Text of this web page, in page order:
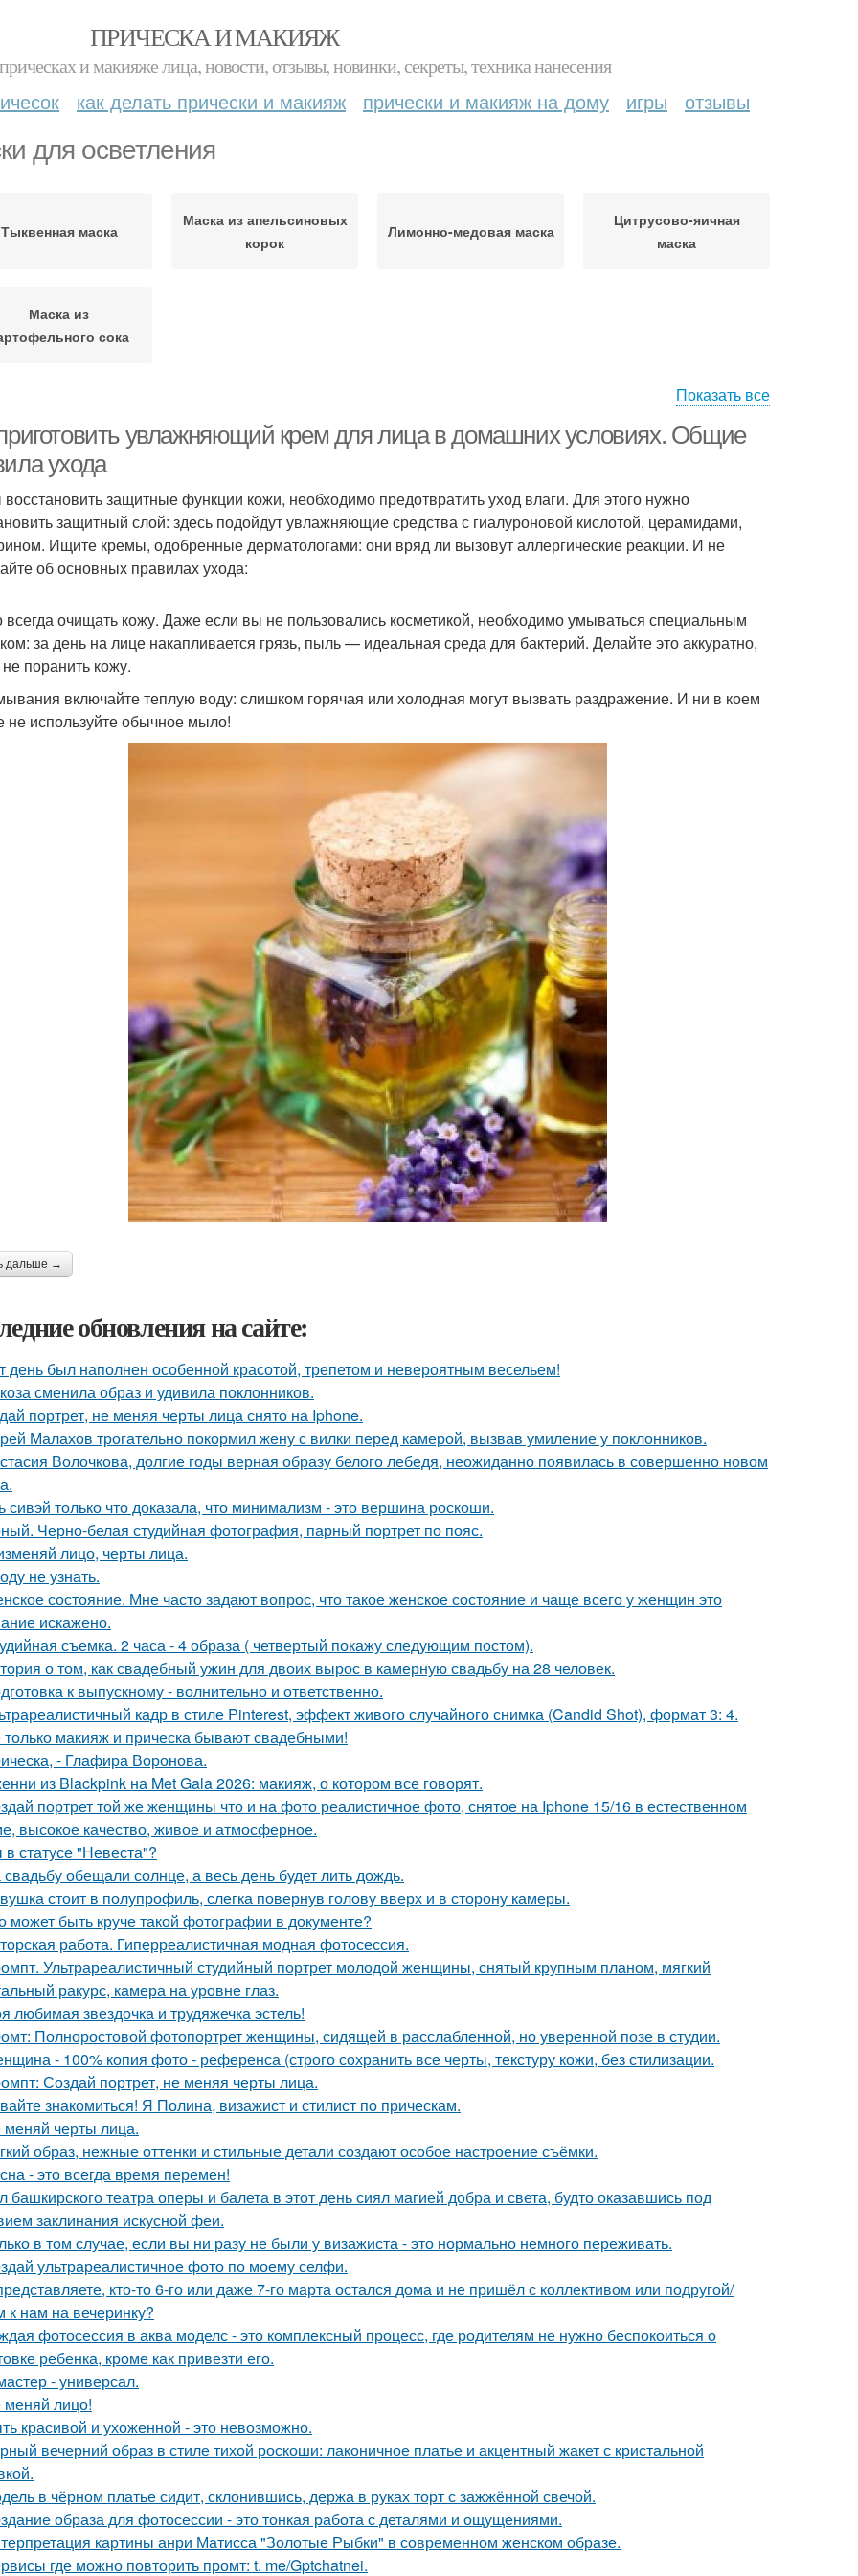
ПРИЧЕСКА И МАКИЯЖ
и макияже лица, новости, отзывы, новинки, секреты, техника нанесения
как делать прически и макияж прически и макияж на дому игры отзывы
для осветления
Тыквенная маска
Маска из апельсиновых
корок
Лимонно-медовая маска
Цитрусово-яичная
маска
Маска из
сока
Показать все
увлажняющий крем для лица в домашних условиях. Общие
ухода
защитные функции кожи, необходимо предотвратить уход влаги. Для этого нужно
защитный слой: здесь подойдут увлажняющие средства с гиалуроновой кислотой, церамидами,
Ищите кремы, одобренные дерматологами: они вряд ли вызовут аллергические реакции. И не
об основных правилах ухода:
очищать кожу. Даже если вы не пользовались косметикой, необходимо умываться специальным
за день на лице накапливается грязь, пыль — идеальная среда для бактерий. Делайте это аккуратно,
поранить кожу.
включайте теплую воду: слишком горячая или холодная могут вызвать раздражение. И ни в коем
не используйте обычное мыло!
дальше →
обновления на сайте:
день был наполнен особенной красотой, трепетом и невероятным весельем!
сменила образ и удивила поклонников.
портрет, не меняя черты лица снято на Iphone.
Малахов трогательно покормил жену с вилки перед камерой, вызвав умиление у поклонников.
Волочкова, долгие годы верная образу белого лебедя, неожиданно появилась в совершенно новом
сивэй только что доказала, что минимализм - это вершина роскоши.
Черно-белая студийная фотография, парный портрет по пояс.
лицо, черты лица.
не узнать.
состояние. Мне часто задают вопрос, что такое женское состояние и чаще всего у женщин это
искажено.
съемка. 2 часа - 4 образа ( четвертый покажу следующим постом).
о том, как свадебный ужин для двоих вырос в камерную свадьбу на 28 человек.
к выпускному - волнительно и ответственно.
кадр в стиле Pinterest, эффект живого случайного снимка (Candid Shot), формат 3: 4.
только макияж и прическа бывают свадебными!
- Глафира Воронова.
из Blackpink на Met Gala 2026: макияж, о котором все говорят.
портрет той же женщины что и на фото реалистичное фото, снятое на Iphone 15/16 в естественном
высокое качество, живое и атмосферное.
статусе "Невеста"?
обещали солнце, а весь день будет лить дождь.
стоит в полупрофиль, слегка повернув голову вверх и в сторону камеры.
может быть круче такой фотографии в документе?
работа. Гиперреалистичная модная фотосессия.
Ультрареалистичный студийный портрет молодой женщины, снятый крупным планом, мягкий
ракурс, камера на уровне глаз.
любимая звездочка и трудяжечка эстель!
Полноростовой фотопортрет женщины, сидящей в расслабленной, но уверенной позе в студии.
- 100% копия фото - референса (строго сохранить все черты, текстуру кожи, без стилизации.
Создай портрет, не меняя черты лица.
знакомиться! Я Полина, визажист и стилист по прическам.
черты лица.
образ, нежные оттенки и стильные детали создают особое настроение съёмки.
- это всегда время перемен!
башкирского театра оперы и балета в этот день сиял магией добра и света, будто оказавшись под
заклинания искусной феи.
в том случае, если вы ни разу не были у визажиста - это нормально немного переживать.
ультрареалистичное фото по моему селфи.
кто-то 6-го или даже 7-го марта остался дома и не пришёл с коллективом или подругой/
к нам на вечеринку?
фотосессия в аква моделс - это комплексный процесс, где родителям не нужно беспокоиться о
ребенка, кроме как привезти его.
- универсал.
лицо!
красивой и ухоженной - это невозможно.
вечерний образ в стиле тихой роскоши: лаконичное платье и акцентный жакет с кристальной
в чёрном платье сидит, склонившись, держа в руках торт с зажжённой свечой.
образа для фотосессии - это тонкая работа с деталями и ощущениями.
картины анри Матисса "Золотые Рыбки" в современном женском образе.
где можно повторить промт: t. me/Gptchatnei.